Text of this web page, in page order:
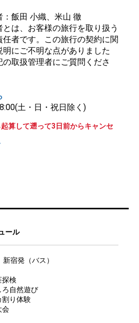
飯田 小織、米山 徹
は、お客様の旅行を取り扱う
者です。この旅行の契約に関
明にご不明な点がありました
取扱管理者にご質問くださ
土・日・祝日除く)
算して遡って3日前からキャンセ
ール
宿発（バス）
探検
ろ自然遊び
割り体験
会